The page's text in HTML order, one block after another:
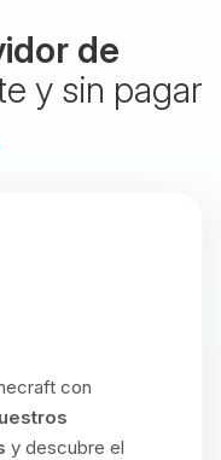
de
y sin pagar
con
y descubre el